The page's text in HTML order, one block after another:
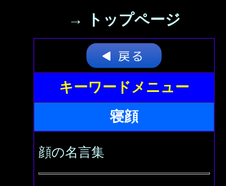
→ トップページ
キーワードメニュー
寝顔
顔の名言集